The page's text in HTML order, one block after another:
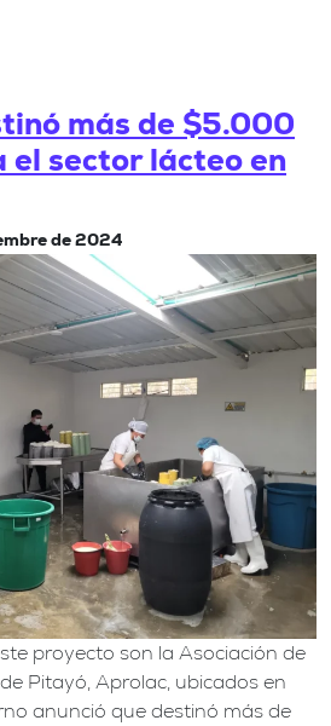
Fomentando
más de $5.000
el sector lácteo en
de 2024
proyecto son la Asociación de
Pitayó, Aprolac, ubicados en
anunció que destinó más de